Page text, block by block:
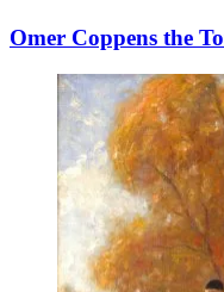
Omer Coppens the